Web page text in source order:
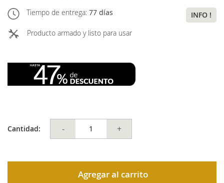
Tiempo de entrega: 77 días
INFO !
Producto armado y listo para usar
Cantidad: - +
Agregar al carrito